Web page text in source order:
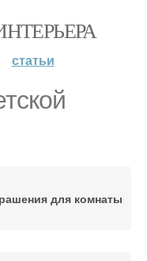
статьи
для комнаты